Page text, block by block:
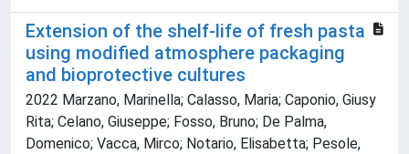
Extension of the shelf-life of fresh pasta
using modified atmosphere packaging
and bioprotective cultures
2022 Marzano, Marinella; Calasso, Maria; Caponio, Giusy
Rita; Celano, Giuseppe; Fosso, Bruno; De Palma,
Domenico; Vacca, Mirco; Notario, Elisabetta; Pesole,